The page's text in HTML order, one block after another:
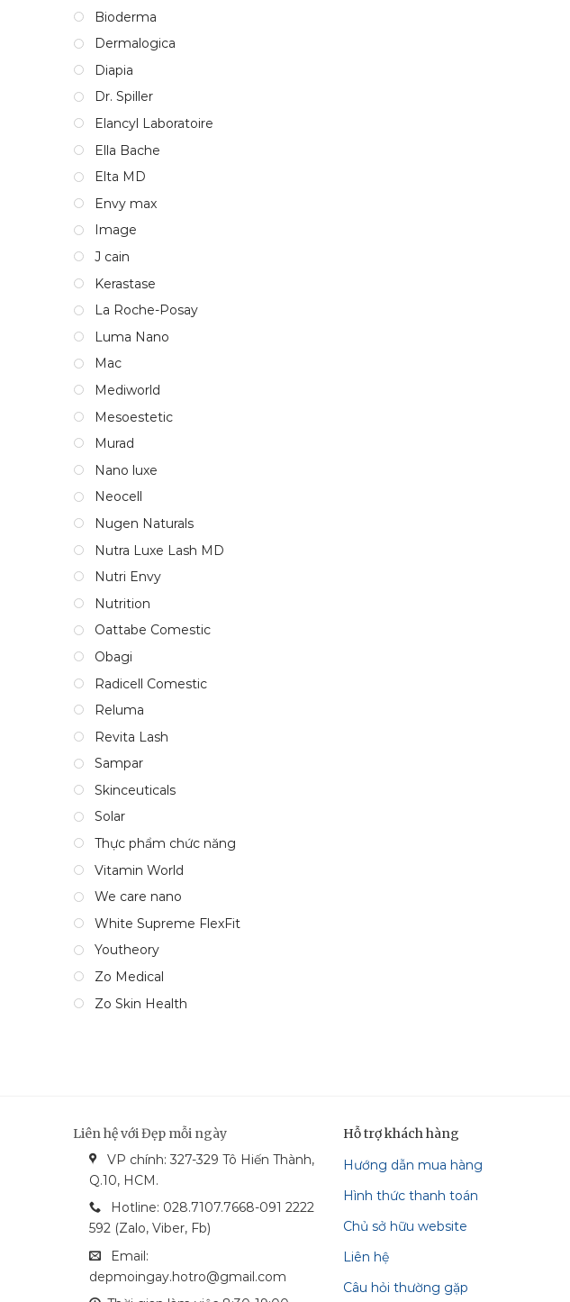
Bioderma
Dermalogica
Diapia
Dr. Spiller
Elancyl Laboratoire
Ella Bache
Elta MD
Envy max
Image
J cain
Kerastase
La Roche-Posay
Luma Nano
Mac
Mediworld
Mesoestetic
Murad
Nano luxe
Neocell
Nugen Naturals
Nutra Luxe Lash MD
Nutri Envy
Nutrition
Oattabe Comestic
Obagi
Radicell Comestic
Reluma
Revita Lash
Sampar
Skinceuticals
Solar
Thực phẩm chức năng
Vitamin World
We care nano
White Supreme FlexFit
Youtheory
Zo Medical
Zo Skin Health
Liên hệ với Đẹp mỗi ngày
VP chính: 327-329 Tô Hiến Thành,
Q.10, HCM.
Hotline: 028.7107.7668-091 2222
592 (Zalo, Viber, Fb)
Email:
depmoingay.hotro@gmail.com
Hỗ trợ khách hàng
Hướng dẫn mua hàng
Hình thức thanh toán
Chủ sở hữu website
Liên hệ
Câu hỏi thường gặp
vietcom_bank
vcash_bankmastercard